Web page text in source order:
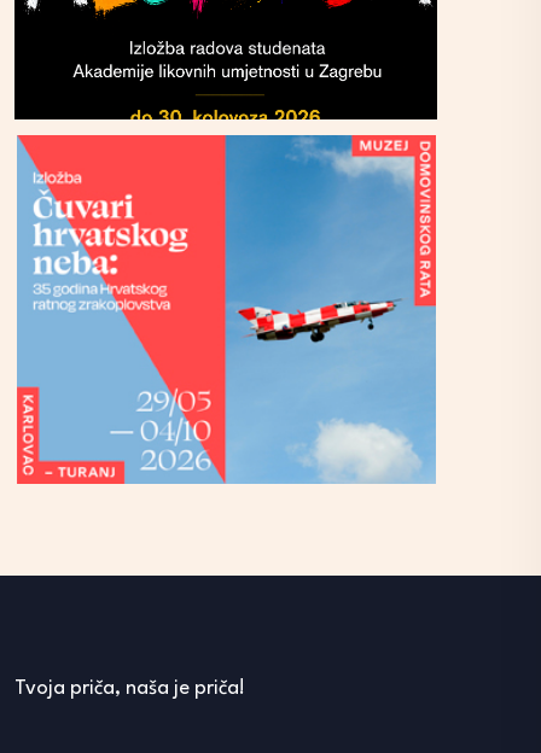
Tvoja priča, naša je priča!